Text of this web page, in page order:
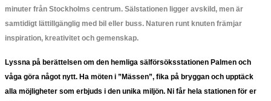
minuter från Stockholms centrum. Sälstationen ligger avskild, men är
samtidigt lättillgänglig med bil eller buss. Naturen runt knuten främjar
inspiration, kreativitet och gemenskap.
Lyssna på berättelsen om den hemliga sälförsöksstationen Palmen och
våga göra något nytt. Ha möten i ”Mässen”, fika på bryggan och upptäck
alla möjligheter som erbjuds i den unika miljön. Ni får hela stationen för er